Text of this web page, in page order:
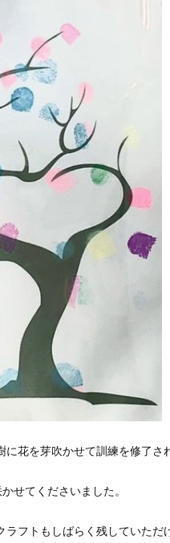
花を芽吹かせて訓練を修了さ
せてくださいました。
フトもしばらく残していただ